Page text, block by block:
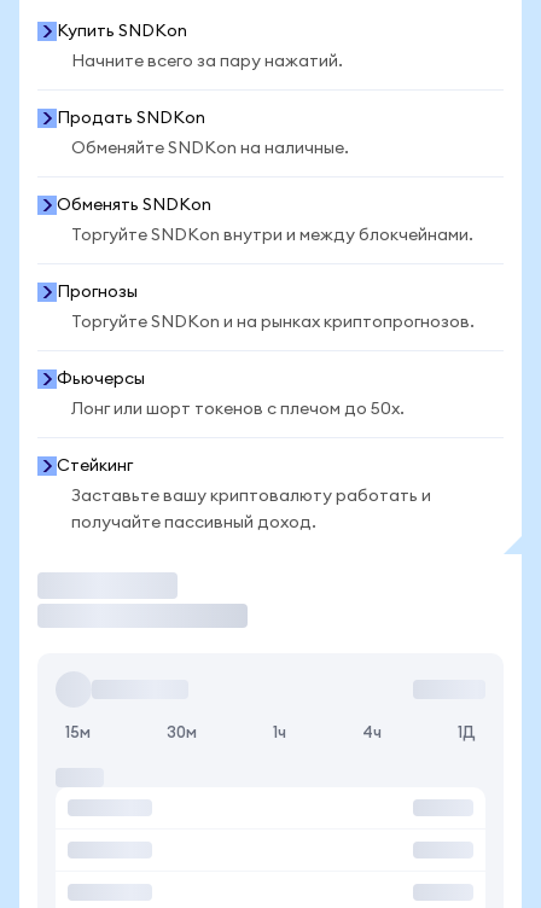
Купить SNDKon
Начните всего за пару нажатий.
Продать SNDKon
Обменяйте SNDKon на наличные.
Обменять SNDKon
Торгуйте SNDKon внутри и между блокчейнами.
Прогнозы
Торгуйте SNDKon и на рынках криптопрогнозов.
Фьючерсы
Лонг или шорт токенов с плечом до 50x.
Стейкинг
Заставьте вашу криптовалюту работать и
получайте пассивный доход.
15м 30м 1ч 4ч 1Д